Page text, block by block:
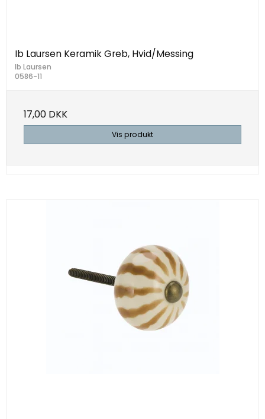
Ib Laursen Keramik Greb, Hvid/Messing
Ib Laursen
0586-11
17,00 DKK
Vis produkt